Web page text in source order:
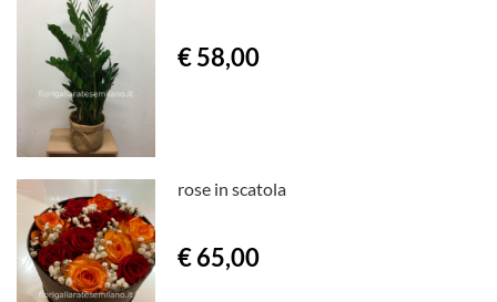
€ 58,00
rose in scatola
€ 65,00